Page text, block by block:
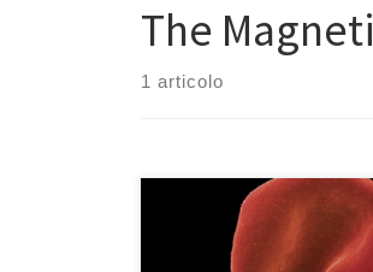
The
1 articolo
Un nuovo album per il grande
cover prese dal repertorio di